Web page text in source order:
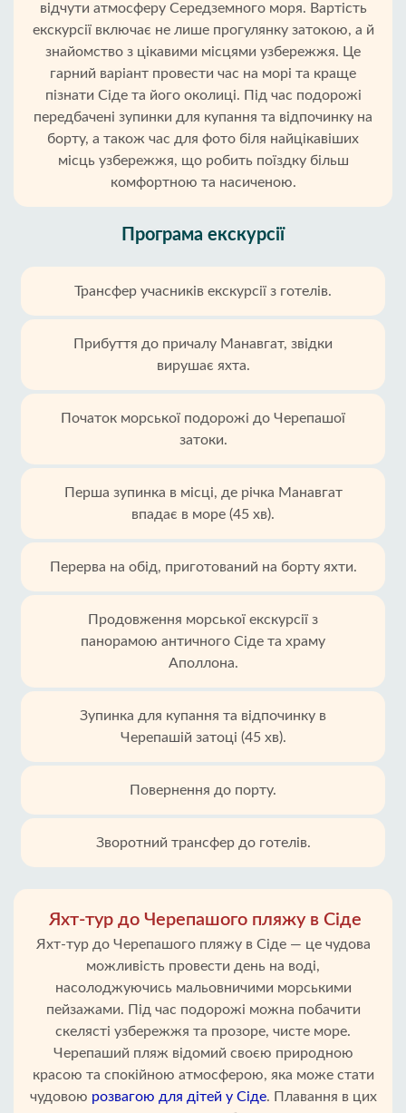
відчути атмосферу Середземного моря. Вартість
екскурсії включає не лише прогулянку затокою, а й
знайомство з цікавими місцями узбережжя. Це
гарний варіант провести час на морі та краще
пізнати Сіде та його околиці. Під час подорожі
передбачені зупинки для купання та відпочинку на
борту, а також час для фото біля найцікавіших
місць узбережжя, що робить поїздку більш
комфортною та насиченою.
Програма екскурсії
Трансфер учасників екскурсії з готелів.
Прибуття до причалу Манавгат, звідки
вирушає яхта.
Початок морської подорожі до Черепашої
затоки.
Перша зупинка в місці, де річка Манавгат
впадає в море (45 хв).
Перерва на обід, приготований на борту яхти.
Продовження морської екскурсії з
панорамою античного Сіде та храму
Аполлона.
Зупинка для купання та відпочинку в
Черепашій затоці (45 хв).
Повернення до порту.
Зворотний трансфер до готелів.
Яхт-тур до Черепашого пляжу в Сіде
Яхт-тур до Черепашого пляжу в Сіде — це чудова
можливість провести день на воді,
насолоджуючись мальовничими морськими
пейзажами. Під час подорожі можна побачити
скелясті узбережжя та прозоре, чисте море.
Черепаший пляж відомий своєю природною
красою та спокійною атмосферою, яка може стати
чудовою розвагою для дітей у Сіде. Плавання в цих